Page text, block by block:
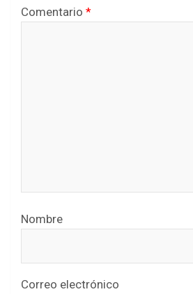
Comentario *
Nombre
Correo electrónico